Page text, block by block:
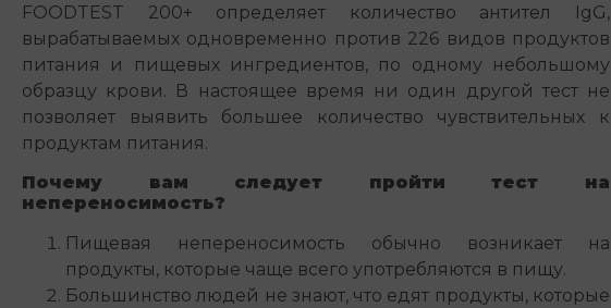
FOODTEST 200+ определяет количество антител IgG,
вырабатываемых одновременно против 226 видов продуктов
питания и пищевых ингредиентов, по одному небольшому
образцу крови. В настоящее время ни один другой тест не
позволяет выявить большее количество чувствительных к
продуктам питания.
Почему вам следует пройти тест на
непереносимость?
Пищевая непереносимость обычно возникает на
продукты, которые чаще всего употребляются в пищу.
Большинство людей не знают, что едят продукты, которые